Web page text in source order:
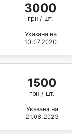
3000
грн / шт.
Указана на
10.07.2020
1500
грн / шт.
Указана на
21.06.2023